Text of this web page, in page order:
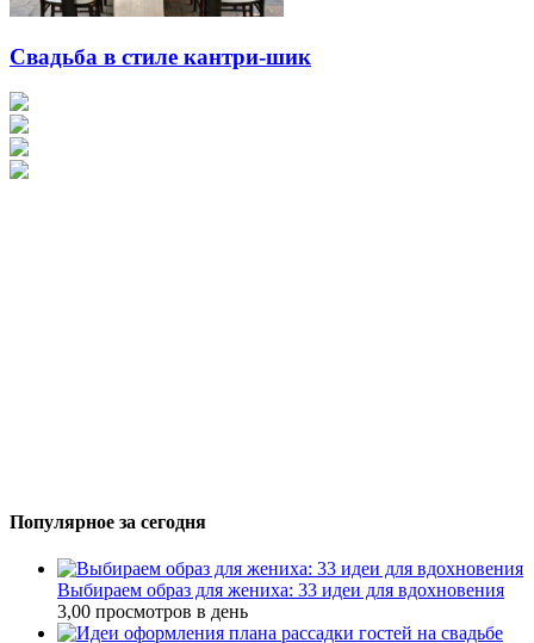
Свадьба в стиле кантри-шик
Популярное за сегодня
Выбираем образ для жениха: 33 идеи для вдохновения
3,00 просмотров в день